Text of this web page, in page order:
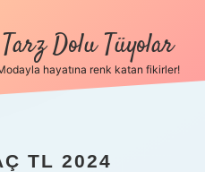
Tarz Dolu Tüyolar
hayatına renk katan fikirler!
TL 2024